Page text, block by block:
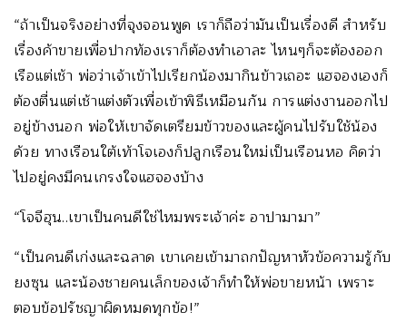
“ถ้าเป็นจริงอย่างที่จุงจอนพูด เราก็ถือว่ามันเป็นเรื่องดี สำหรับ
เรื่องค้าขายเพื่อปากท้องเราก็ต้องทำเอาละ ไหนๆก็จะต้องออก
เรือแต่เช้า พ่อว่าเจ้าเข้าไปเรียกน้องมากินข้าวเถอะ แฮจองเองก็
ต้องตื่นแต่เช้าแต่งตัวเพื่อเข้าพิธีเหมือนกัน การแต่งงานออกไป
อยู่ข้างนอก พ่อให้เขาจัดเตรียมข้าวของและผู้คนไปรับใช้น้อง
ด้วย ทางเรือนใต้เท้าโจเองก็ปลูกเรือนใหม่เป็นเรือนหอ คิดว่า
ไปอยู่คงมีคนเกรงใจแฮจองบ้าง
“โจจีฮุน..เขาเป็นคนดีใช่ไหมพระเจ้าค่ะ อาปามามา”
“เป็นคนดีเก่งและฉลาด เขาเคยเข้ามาถกปัญหาหัวข้อความรู้กับ
ยงซุน และน้องชายคนเล็กของเจ้าก็ทำให้พ่อขายหน้า เพราะ
ตอบข้อปรัชญาผิดหมดทุกข้อ!”